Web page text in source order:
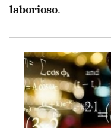
laborioso.